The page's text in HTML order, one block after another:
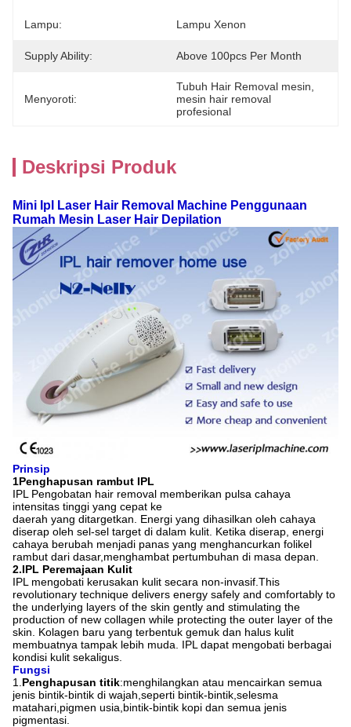
Lampu: Lampu Xenon
Supply Ability: Above 100pcs Per Month
Menyoroti:
Tubuh Hair Removal mesin
mesin hair removal
profesional
Deskripsi Produk
Mini Ipl Laser Hair Removal Machine Penggunaan
Rumah Mesin Laser Hair Depilation
Prinsip
1Penghapusan rambut IPL
IPL Pengobatan hair removal memberikan pulsa cahaya
intensitas tinggi yang cepat ke
daerah yang ditargetkan. Energi yang dihasilkan oleh cahaya
diserap oleh sel-sel target di dalam kulit. Ketika diserap, energi
cahaya berubah menjadi panas yang menghancurkan folikel
rambut dari dasar,menghambat pertumbuhan di masa depan.
2.IPL Peremajaan Kulit
IPL mengobati kerusakan kulit secara non-invasif.This
revolutionary technique delivers energy safely and comfortably to
the underlying layers of the skin gently and stimulating the
production of new collagen while protecting the outer layer of the
skin. Kolagen baru yang terbentuk gemuk dan halus kulit
membuatnya tampak lebih muda. IPL dapat mengobati berbagai
kondisi kulit sekaligus.
Fungsi
1. Penghapusan titik:menghilangkan atau mencairkan semua
jenis bintik-bintik di wajah,seperti bintik-bintik,selesma
matahari,pigmen usia,bintik-bintik kopi dan semua jenis
pigmentasi.